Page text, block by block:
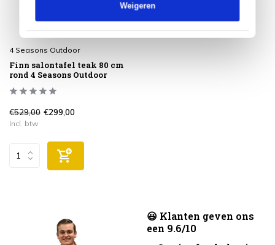
Weigeren
4 Seasons Outdoor
Finn salontafel teak 80 cm
rond 4 Seasons Outdoor
€529,00 €299,00
Incl. btw
😃 Klanten geven ons
een 9.6/10